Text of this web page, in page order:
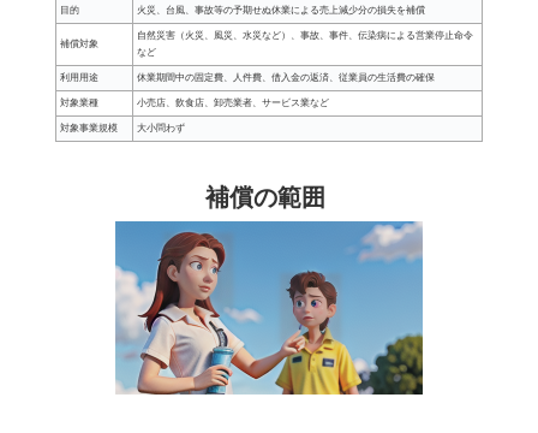
目的 火災、台風、事故等の予期せぬ休業による売上減少分の損失を補償
補償対象
自然災害（火災、風災、水災など）、事故、事件、伝染病による営業停止命令
など
利用用途 休業期間中の固定費、人件費、借入金の返済、従業員の生活費の確保
対象業種 小売店、飲食店、卸売業者、サービス業など
対象事業規模 大小問わず
補償の範囲